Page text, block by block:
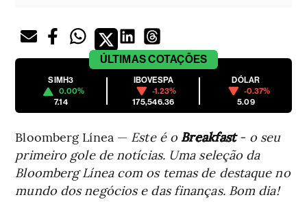
ÚLTIMASCOTAÇÕES
SIMH3
0.00%
7.14
IBOVESPA
-1.23%
175,546.36
DÓLAR
-0.37%
5.09
Bloomberg Línea — Este é oBreakfast- o seu
primeiro gole de notícias. Uma seleção da
Bloomberg Línea com os temas de destaque no
mundo dos negócios e das finanças. Bom dia!